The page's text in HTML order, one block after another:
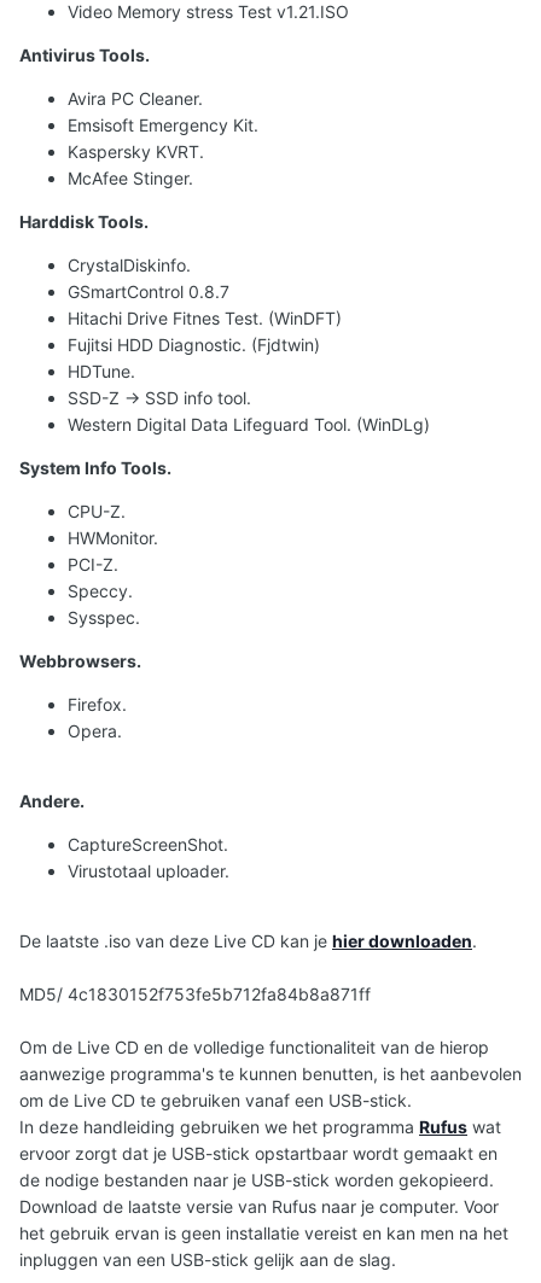
Video Memory stress Test v1.21.ISO
Antivirus Tools.
Avira PC Cleaner.
Emsisoft Emergency Kit.
Kaspersky KVRT.
McAfee Stinger.
Harddisk Tools.
CrystalDiskinfo.
GSmartControl 0.8.7
Hitachi Drive Fitnes Test. (WinDFT)
Fujitsi HDD Diagnostic. (Fjdtwin)
HDTune.
SSD-Z -> SSD info tool.
Western Digital Data Lifeguard Tool. (WinDLg)
System Info Tools.
CPU-Z.
HWMonitor.
PCI-Z.
Speccy.
Sysspec.
Webbrowsers.
Firefox.
Opera.
Andere.
CaptureScreenShot.
Virustotaal uploader.
De laatste .iso van deze Live CD kan je hier downloaden.
MD5/ 4c1830152f753fe5b712fa84b8a871ff
Om de Live CD en de volledige functionaliteit van de hierop
aanwezige programma's te kunnen benutten, is het aanbevolen
om de Live CD te gebruiken vanaf een USB-stick.
In deze handleiding gebruiken we het programma Rufus wat
ervoor zorgt dat je USB-stick opstartbaar wordt gemaakt en
de nodige bestanden naar je USB-stick worden gekopieerd.
Download de laatste versie van Rufus naar je computer. Voor
het gebruik ervan is geen installatie vereist en kan men na het
inpluggen van een USB-stick gelijk aan de slag.